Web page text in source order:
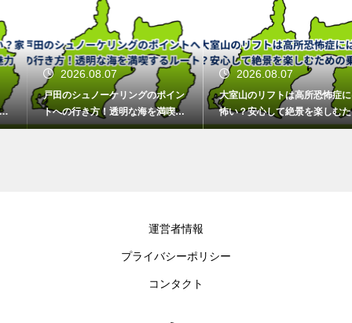
2026.08.07
戸田のシュノーケリングのポイン
トへの行き方！透明な海を満喫す
るルート
2026.08.07
大室山のリフトは高所恐怖症には
怖い？安心して絶景を楽しむため
の乗り方
運営者情報
プライバシーポリシー
コンタクト